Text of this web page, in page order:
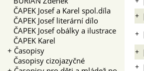
ČAPEK Josef a Karel spol.díla
ČAPEK Josef literární dílo
ČAPEK Josef obálky a ilustrace
ČAPEK Karel
+ Časopisy
Časopisy cizojazyčné
+
+
+
+